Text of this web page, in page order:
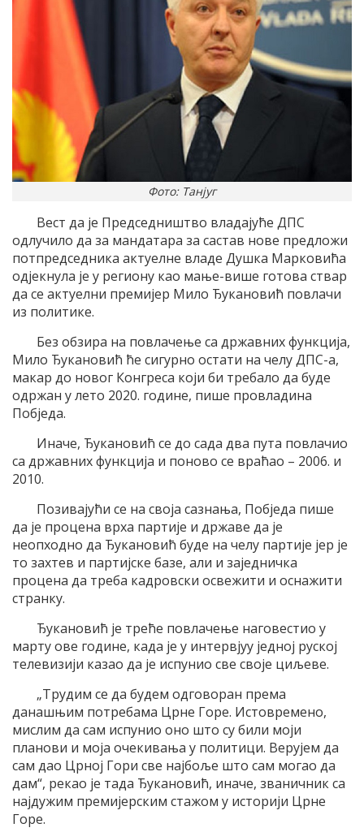
Фото: Танјуг
Вест да је Председништво владајуће ДПС
одлучило да за мандатара за састав нове предложи
потпредседника актуелне владе Душка Марковића
одјекнула је у региону као мање-више готова ствар
да се актуелни премијер Мило Ђукановић повлачи
из политике.
Без обзира на повлачење са државних функција,
Мило Ђукановић ће сигурно остати на челу ДПС-а,
макар до новог Конгреса који би требало да буде
одржан у лето 2020. године, пише провладина
Побједа.
Иначе, Ђукановић се до сада два пута повлачио
са државних функција и поново се враћао – 2006. и
2010.
Позивајући се на своја сазнања, Побједа пише
да је процена врха партије и државе да је
неопходно да Ђукановић буде на челу партије јер је
то захтев и партијске базе, али и заједничка
процена да треба кадровски освежити и оснажити
странку.
Ђукановић је треће повлачење наговестио у
марту ове године, када је у интервјуу једној руској
телевизији казао да је испунио све своје циљеве.
„Трудим се да будем одговоран према
данашњим потребама Црне Горе. Истовремено,
мислим да сам испунио оно што су били моји
планови и моја очекивања у политици. Верујем да
сам дао Црној Гори све најбоље што сам могао да
дам“, рекао је тада Ђукановић, иначе, званичник са
најдужим премијерским стажом у историји Црне
Горе.